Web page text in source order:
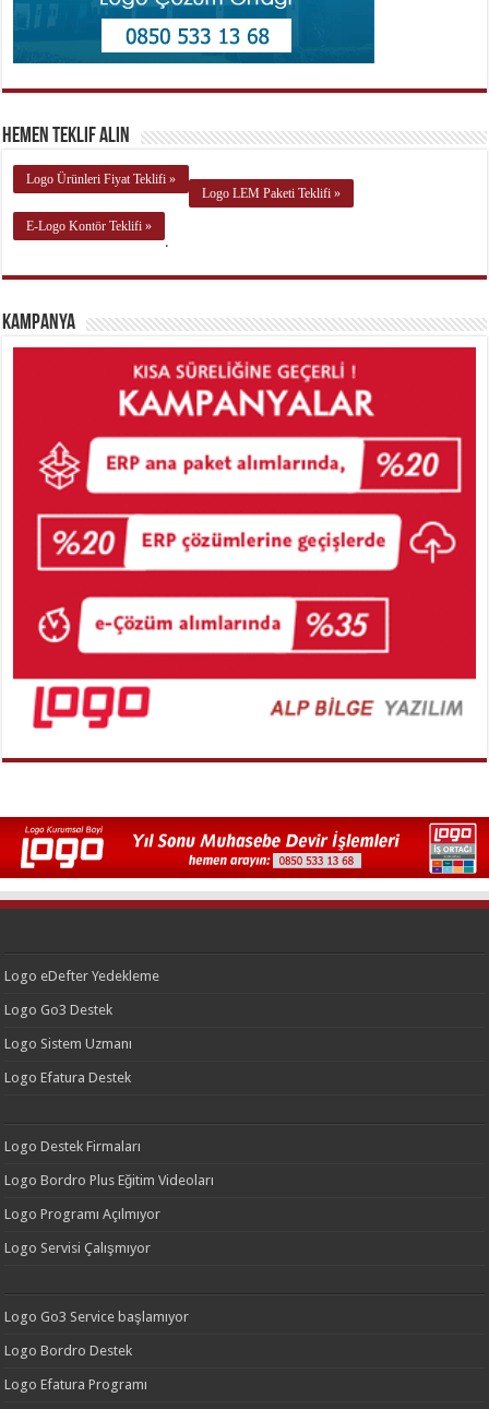
Hemen Teklif Alın
Logo Ürünleri Fiyat Teklifi »
Logo LEM Paketi Teklifi »
E-Logo Kontör Teklifi »
.
Kampanya
Logo eDefter Yedekleme
Logo Go3 Destek
Logo Sistem Uzmanı
Logo Efatura Destek
Logo Destek Firmaları
Logo Bordro Plus Eğitim Videoları
Logo Programı Açılmıyor
Logo Servisi Çalışmıyor
Logo Go3 Service başlamıyor
Logo Bordro Destek
Logo Efatura Programı